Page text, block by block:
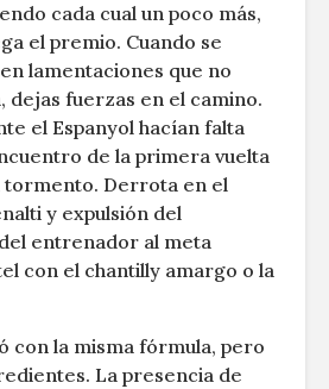
cada cual un poco más,
el premio. Cuando se
lamentaciones que no
dejas fuerzas en el camino.
el Espanyol hacían falta
de la primera vuelta
tormento. Derrota en el
y expulsión del
entrenador al meta
con el chantilly amargo o la
con la misma fórmula, pero
La presencia de